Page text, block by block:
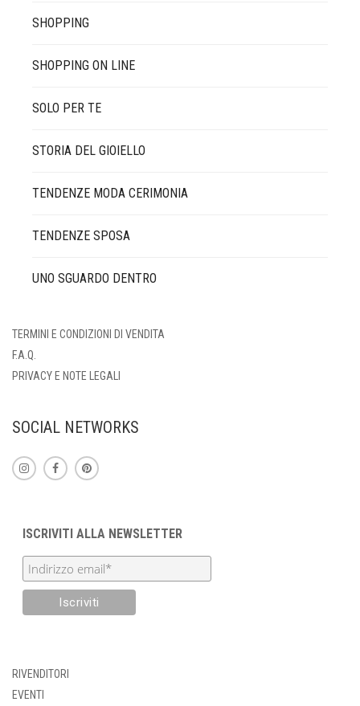
SHOPPING
SHOPPING ON LINE
SOLO PER TE
STORIA DEL GIOIELLO
TENDENZE MODA CERIMONIA
TENDENZE SPOSA
UNO SGUARDO DENTRO
TERMINI E CONDIZIONI DI VENDITA
F.A.Q.
PRIVACY E NOTE LEGALI
SOCIAL NETWORKS
ISCRIVITI ALLA NEWSLETTER
RIVENDITORI
EVENTI